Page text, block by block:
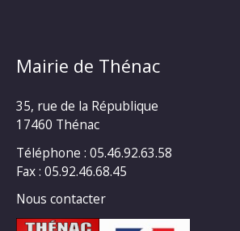
Mairie de Thénac
35, rue de la République
17460 Thénac
Téléphone : 05.46.92.63.58
Fax : 05.92.46.68.45
Nous contacter